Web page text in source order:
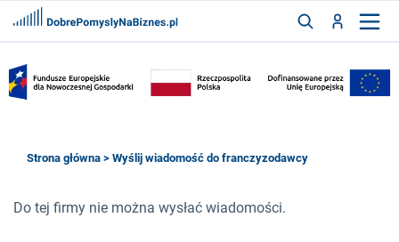
ZALOGUJ
FRANCZYZY
Strona główna > Wyślij wiadomość do franczyzodawcy
Do tej firmy nie można wysłać wiadomości.